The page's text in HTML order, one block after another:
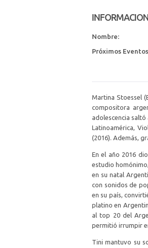
Nombre:
Próximos
Martina Stoessel
compositora
adolescencia
Latinoamérica,
(2016).​ Además,
En el año 2016
estudio
en su natal
con sonidos de
en su país,
platino en
al top 20 del
permitió irrumpir
Tini mantuvo su